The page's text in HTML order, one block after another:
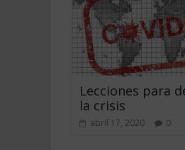
Lecciones para
la crisis
abril 17, 2020 0